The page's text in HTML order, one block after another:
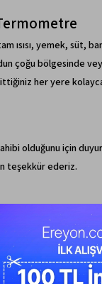
ısısı, yemek, süt,
çoğu bölgesinde
her yere
olduğunu için
teşekkür ederiz.
İçerik ve Teknik
yüzey (5'i 1 arada)